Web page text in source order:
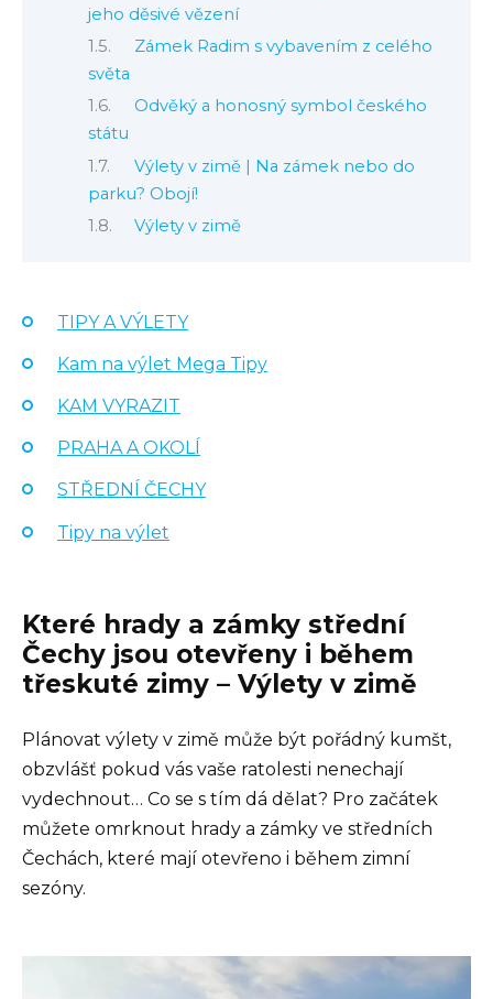
jeho děsivé vězení
Zámek Radim s vybavením z celého
světa
Odvěký a honosný symbol českého
státu
Výlety v zimě | Na zámek nebo do
parku? Obojí!
Výlety v zimě
TIPY A VÝLETY
Kam na výlet Mega Tipy
KAM VYRAZIT
PRAHA A OKOLÍ
STŘEDNÍ ČECHY
Tipy na výlet
Které hrady a zámky střední
Čechy jsou otevřeny i během
třeskuté zimy – Výlety v zimě
Plánovat výlety v zimě může být pořádný kumšt,
obzvlášť pokud vás vaše ratolesti nenechají
vydechnout… Co se s tím dá dělat? Pro začátek
můžete omrknout hrady a zámky ve středních
Čechách, které mají otevřeno i během zimní
sezóny.